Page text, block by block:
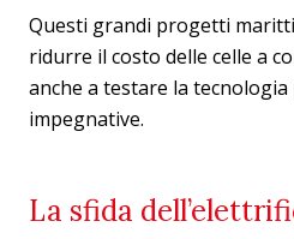
Questi grandi progetti
ridurre il costo delle celle a
anche a testare la
impegnative.
La sfida